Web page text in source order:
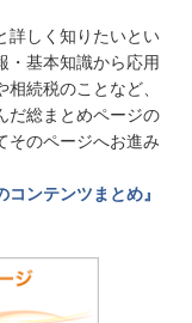
詳しく知りたいとい
・基本知識から応用
続税のことなど、
だ総まとめページの
そのページへお進み
ンテンツまとめ』